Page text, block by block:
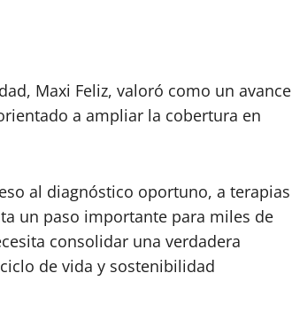
Maxi Feliz, valoró como un avance
a ampliar la cobertura en
al diagnóstico oportuno, a terapias
un paso importante para miles de
consolidar una verdadera
de vida y sostenibilidad